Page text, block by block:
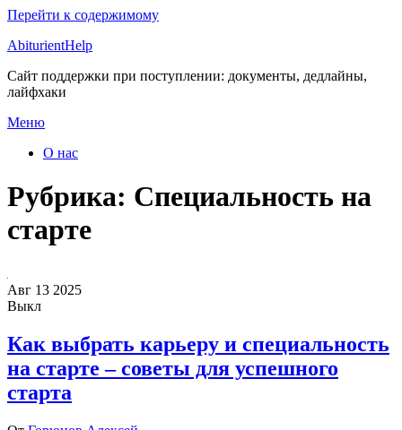
Перейти к содержимому
AbiturientHelp
Сайт поддержки при поступлении: документы, дедлайны,
лайфхаки
Меню
О нас
Рубрика: Специальность на
старте
Авг 13 2025
Выкл
Как выбрать карьеру и специальность
на старте – советы для успешного
старта